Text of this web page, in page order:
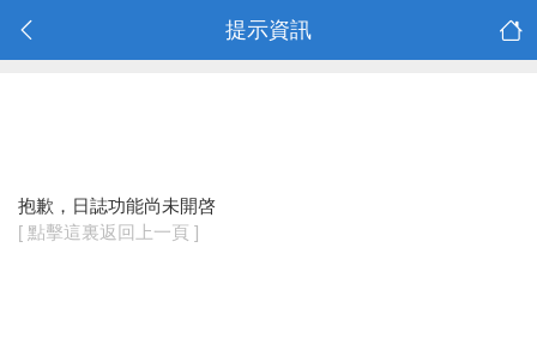
提示資訊
抱歉，日誌功能尚未開啓
[ 點擊這裏返回上一頁 ]